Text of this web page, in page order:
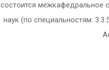
состоится межкафедральное
наук (по специальностям: